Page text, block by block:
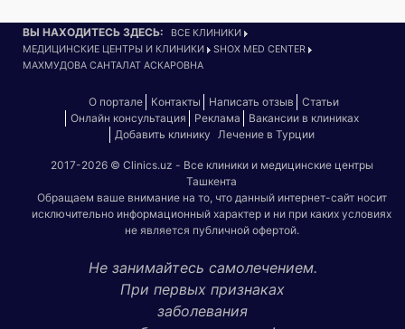
ВЫ НАХОДИТЕСЬ ЗДЕСЬ:
ВСЕ КЛИНИКИ
МЕДИЦИНСКИЕ ЦЕНТРЫ И КЛИНИКИ
SHOX MED CENTER
МАХМУДОВА САНТАЛАТ АСКАРОВНА
О портале Контакты Написать отзыв
Статьи
Онлайн консультация
Реклама
Вакансии в клиниках
Добавить клинику
Лечение в Турции
2017-2026 © Clinics.uz - Все клиники и медицинские центры
Ташкента
Обращаем ваше внимание на то, что данный интернет-сайт носит
исключительно информационный характер и ни при каких условиях
не является публичной офертой.
Не занимайтесь самолечением.
При первых признаках
заболевания